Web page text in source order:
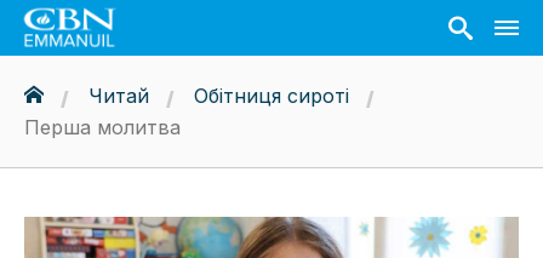
Читай
Обітниця сироті
Перша молитва